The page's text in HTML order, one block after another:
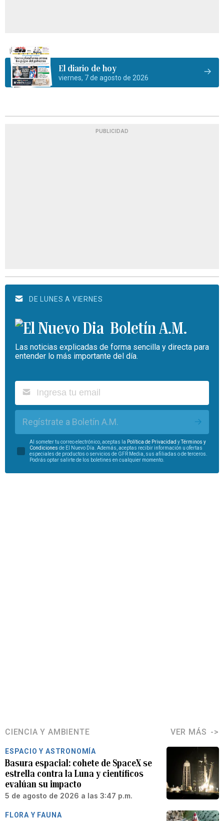
El diario de hoy
viernes, 7 de agosto de 2026
PUBLICIDAD
DE LUNES A VIERNES
Boletín A.M.
Las noticias explicadas de forma sencilla y directa para
entender lo más importante del día.
Regístrate a Boletín A.M.
Al someter tu correo electrónico, aceptas la Política de Privacidad yTérminos y
Condiciones de El Nuevo Día. Además, aceptas recibir información u ofertas
especiales de productos o servicios de GFR Media, sus afiliadas o de terceros.
Podrás optar salirte de los boletines en cualquier momento.
CIENCIA Y AMBIENTE VER MÁS
ESPACIO Y ASTRONOMÍA
Basura espacial: cohete de SpaceX se
estrella contra la Luna y científicos
evalúan su impacto
5 de agosto de 2026 a las 3:47 p.m.
FLORA Y FAUNA